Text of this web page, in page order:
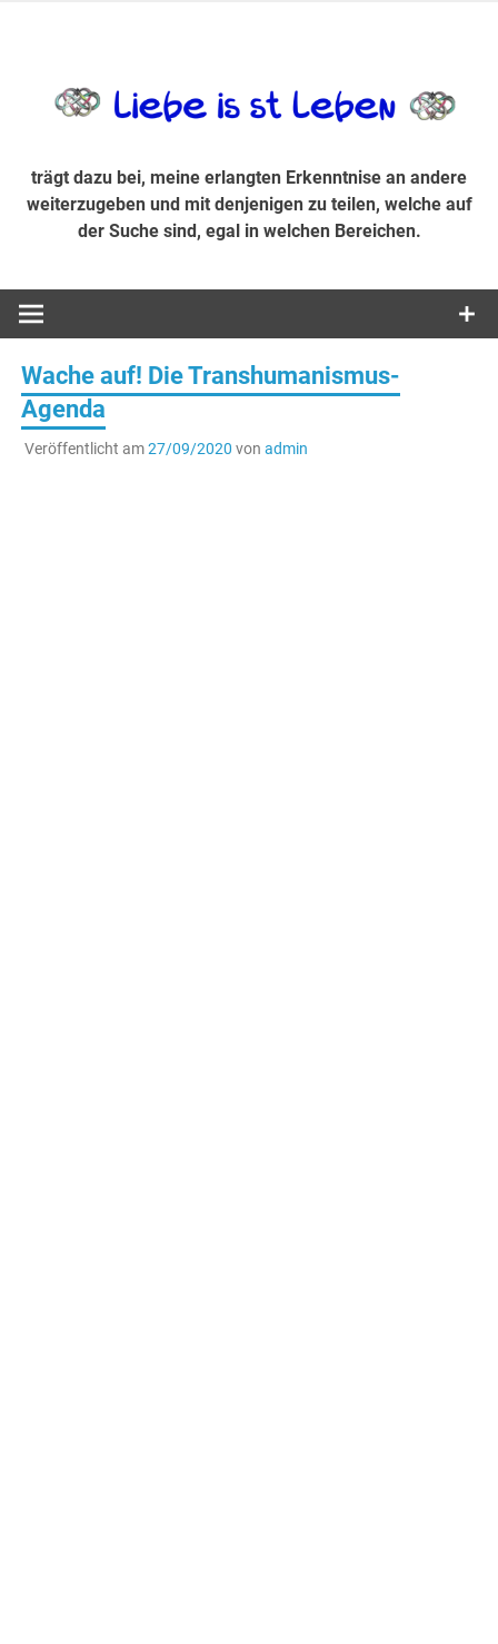
Suche sind, egal in welchen Bereichen.
trägt dazu bei, meine erlangten Erkenntnise an andere
weiterzugeben und mit denjenigen zu teilen, welche auf
der Suche sind, egal in welchen Bereichen.
Wache auf! Die Transhumanismus-
Agenda
Veröffentlicht am27/09/2020 von admin